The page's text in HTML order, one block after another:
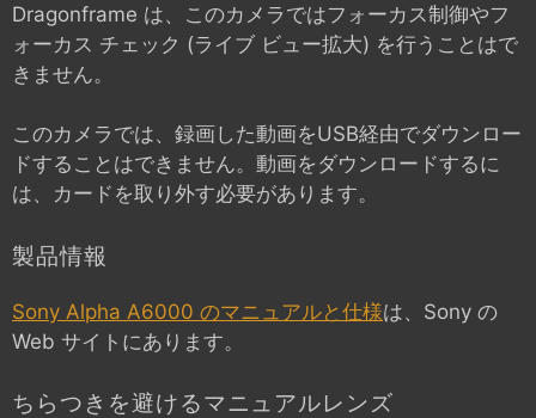
Dragonframe は、このカメラではフォーカス制御やフ
ォーカス チェック (ライブ ビュー拡大) を行うことはで
きません。
このカメラでは、録画した動画をUSB経由でダウンロー
ドすることはできません。動画をダウンロードするに
は、カードを取り外す必要があります。
製品情報
Sony Alpha A6000 のマニュアルと仕様は、Sony の
Web サイトにあります。
ちらつきを避けるマニュアルレンズ